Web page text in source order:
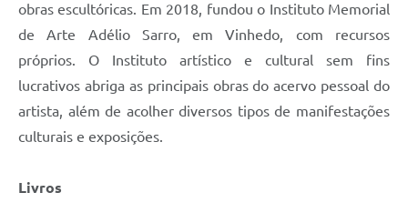
obras escultóricas. Em 2018, fundou o Instituto Memorial
de Arte Adélio Sarro, em Vinhedo, com recursos
próprios. O Instituto artístico e cultural sem fins
lucrativos abriga as principais obras do acervo pessoal do
artista, além de acolher diversos tipos de manifestações
culturais e exposições.
Livros